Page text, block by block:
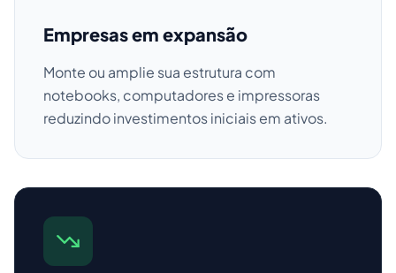
Empresas em expansão
Monte ou amplie sua estrutura com
notebooks, computadores e impressoras
reduzindo investimentos iniciais em ativos.